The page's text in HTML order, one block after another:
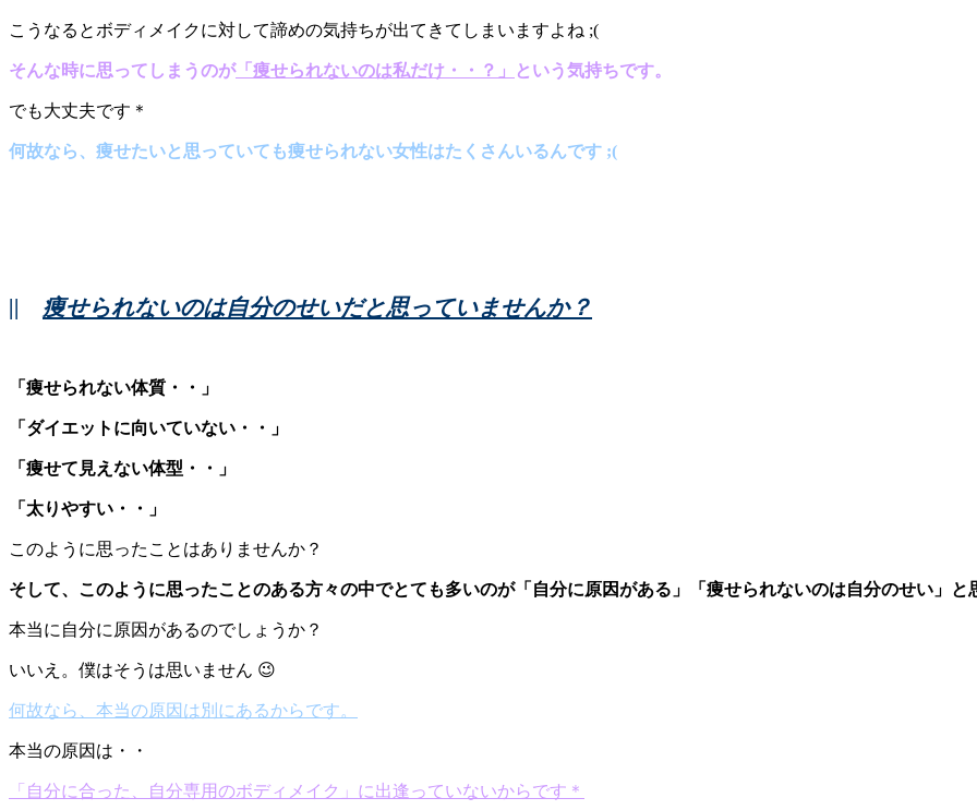
こうなるとボディメイクに対して諦めの気持ちが出てきてしまいますよね ;(
そんな時に思ってしまうのが「痩せられないのは私だけ・・？」 という気持ちです。
でも大丈夫です＊
何故なら、痩せたいと思っていても痩せられない女性はたくさんいるんです ;(
|| 痩せられないのは自分のせいだと思っていませんか？
「痩せられない体質・・」
「ダイエットに向いていない・・」
「痩せて見えない体型・・」
「太りやすい・・」
このように思ったことはありませんか？
そして、このように思ったことのある方々の中でとても多いのが「自分に原因がある」「痩せられないのは自分のせい」と
本当に自分に原因があるのでしょうか？
いいえ。僕はそうは思いません 😉
何故なら、本当の原因は別にあるからです。
本当の原因は・・
「自分に合った、自分専用のボディメイク」に出逢っていないからです＊